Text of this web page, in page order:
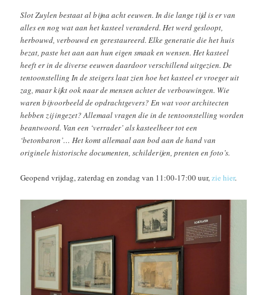
Slot Zuylen bestaat al bijna acht eeuwen. In die lange tijd is er van
alles en nog wat aan het kasteel veranderd. Het werd gesloopt,
herbouwd, verbouwd en gerestaureerd. Elke generatie die het huis
bezat, paste het aan aan hun eigen smaak en wensen. Het kasteel
heeft er in de diverse eeuwen daardoor verschillend uitgezien. De
tentoonstelling In de steigers laat zien hoe het kasteel er vroeger uit
zag, maar kijkt ook naar de mensen achter de verbouwingen. Wie
waren bijvoorbeeld de opdrachtgevers? En wat voor architecten
hebben zij ingezet? Allemaal vragen die in de tentoonstelling worden
beantwoord. Van een ‘verrader’ als kasteelheer tot een
‘betonbaron’… Het komt allemaal aan bod aan de hand van
originele historische documenten, schilderijen, prenten en foto’s.
Geopend vrijdag, zaterdag en zondag van 11:00-17:00 uur,zie hier.